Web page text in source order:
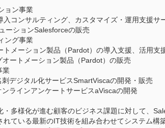
ョン事業
入コンサルティング、カスタマイズ・運用支援サ
ーションSalesforceの販売
ング事業
トメーション製品（Pardot）の導入支援、活用支
オートメーション製品（Pardot）の販売
業
刺デジタル化サービスSmartViscaの開発・販売
ンラインアンケートサービスaViscaの開発
・多様化が進む顧客のビジネス課題に対して、
れている最新のIT技術を組み合わせてシステム構